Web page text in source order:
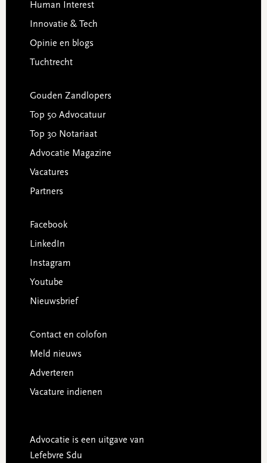
Human Interest
Innovatie & Tech
Opinie en blogs
Tuchtrecht
Gouden Zandlopers
Top 50 Advocatuur
Top 30 Notariaat
Advocatie Magazine
Vacatures
Partners
Facebook
LinkedIn
Instagram
Youtube
Nieuwsbrief
Contact en colofon
Meld nieuws
Adverteren
Vacature indienen
Advocatie is een uitgave van
Lefebvre Sdu